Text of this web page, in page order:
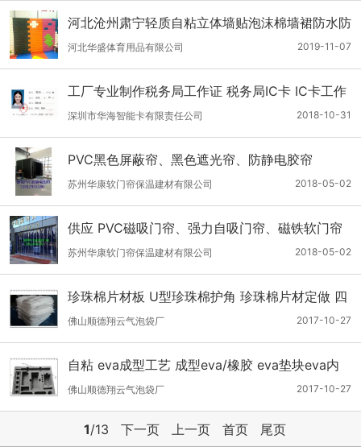
河北沧州肃宁轻质自粘立体墙贴泡沫棉墙裙防水防
撞装饰板
2019-11-07
河北华盛体育用品有限公司
工厂专业制作税务局工作证 税务局IC卡 IC卡工作
证
2018-10-31
深圳市华海智能卡有限责任公司
PVC黑色屏蔽帘、黑色遮光帘、防静电胶帘
2018-05-02
苏州华康软门帘保温建材有限公司
供应 PVC磁吸门帘、强力自吸门帘、磁铁软门帘
2018-05-02
苏州华康软门帘保温建材有限公司
珍珠棉片材板 U型珍珠棉护角 珍珠棉片材定做 四
川珍珠棉护角
2017-10-27
佛山顺德翔云气泡袋厂
自粘 eva成型工艺 成型eva/橡胶 eva垫块eva内
衬
2017-10-27
佛山顺德翔云气泡袋厂
1/13 下一页 上一页 首页 尾页